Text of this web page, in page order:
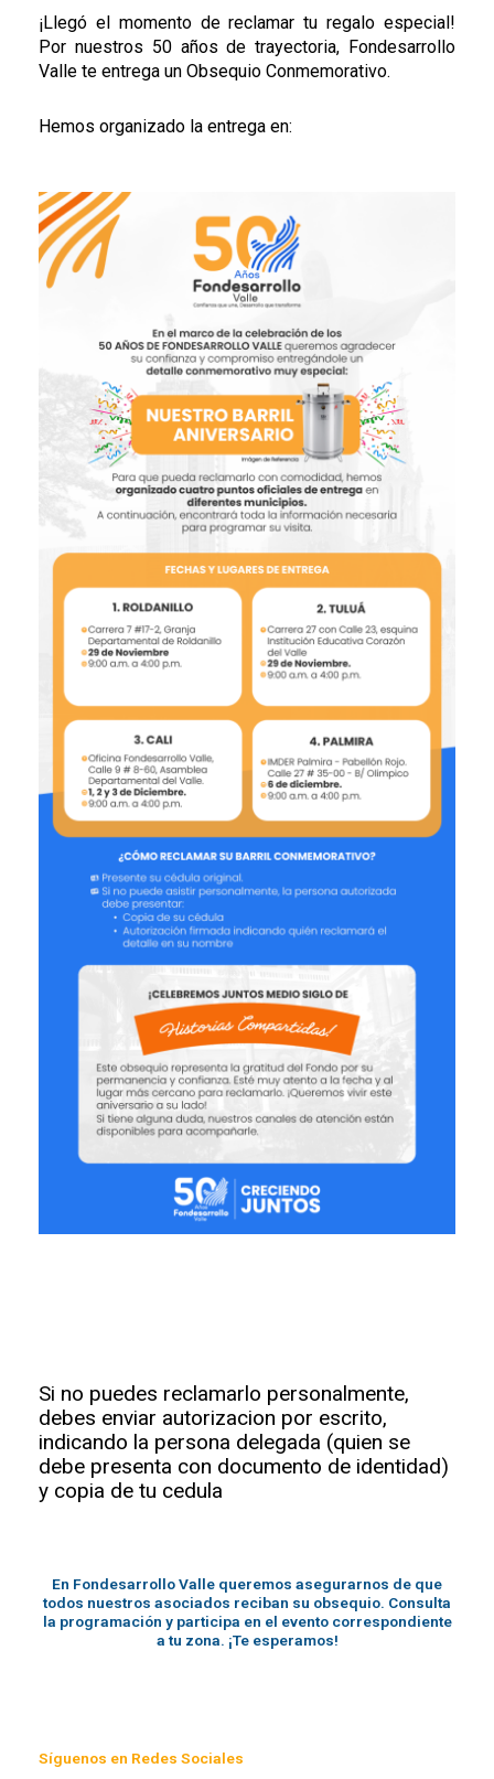
¡Llegó el momento de reclamar tu regalo especial!
Por nuestros 50 años de trayectoria, Fondesarrollo
Valle te entrega un Obsequio Conmemorativo.
Hemos organizado la entrega en:
Si no puedes reclamarlo personalmente,
debes enviar autorizacion por escrito,
indicando la persona delegada (quien se
debe presenta con documento de identidad)
y copia de tu cedula
En Fondesarrollo Valle queremos asegurarnos de que
todos nuestros asociados reciban su obsequio. Consulta
la programación y participa en el evento correspondiente
a tu zona. ¡Te esperamos!
Síguenos en Redes Sociales